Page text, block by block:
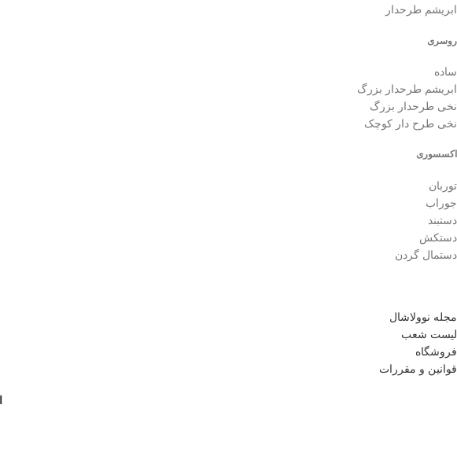
ابریشم طرحدار
روسری
ساده
ابریشم طرحدار بزرگ
نخی طرحدار بزرگ
نخی طرح دار کوچک
اکسسوری
توربان
جوراب
دستبند
دستکش
دستمال گردن
مجله نوولاشال
لیست شعب
فروشگاه
قوانین و مقررات